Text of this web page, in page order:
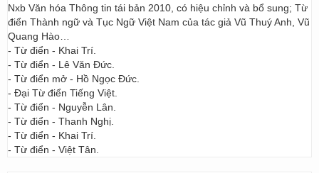
Nxb Văn hóa Thông tin tái bản 2010, có hiệu chỉnh và bổ sung; Từ
điển Thành ngữ và Tục Ngữ Việt Nam của tác giả Vũ Thuý Anh, Vũ
Quang Hào…
- Từ điển - Khai Trí.
- Từ điển - Lê Văn Đức.
- Từ điển mở - Hồ Ngọc Đức.
- Đại Từ điển Tiếng Việt.
- Từ điển - Nguyễn Lân.
- Từ điển - Thanh Nghị.
- Từ điển - Khai Trí.
- Từ điển - Việt Tân.